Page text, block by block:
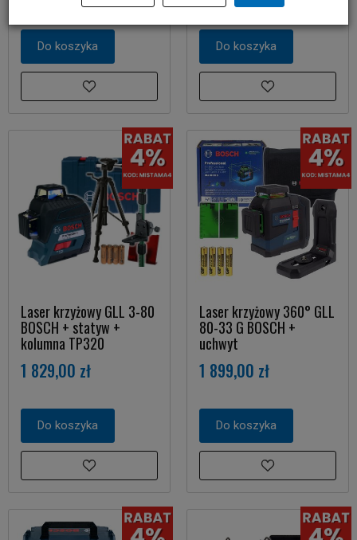
Do koszyka Do koszyka
Laser krzyżowy GLL 3-80
BOSCH + statyw +
kolumna TP320
1 829,00 zł
Do koszyka
Laser krzyżowy 360° GLL
80-33 G BOSCH +
uchwyt
1 899,00 zł
Do koszyka